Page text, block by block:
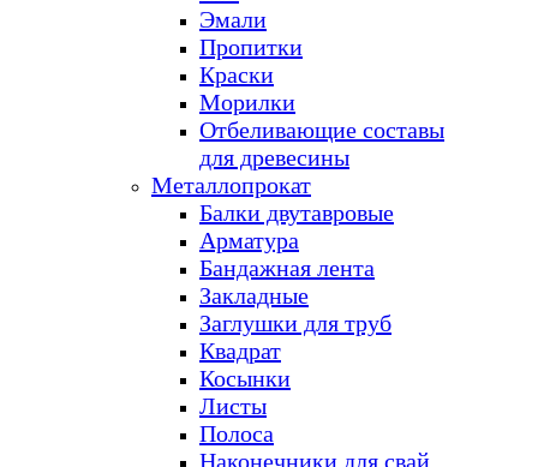
Эмали
Пропитки
Краски
Морилки
Отбеливающие составы
для древесины
Металлопрокат
Балки двутавровые
Арматура
Бандажная лента
Закладные
Заглушки для труб
Квадрат
Косынки
Листы
Полоса
Наконечники для свай